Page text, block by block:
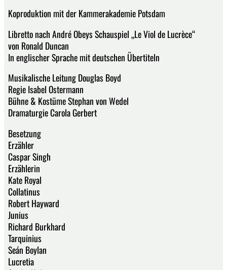
Koproduktion mit der Kammerakademie Potsdam
Libretto nach André Obeys Schauspiel „Le Viol de Lucrèce“
von Ronald Duncan
In englischer Sprache mit deutschen Übertiteln
Musikalische Leitung Douglas Boyd
Regie Isabel Ostermann
Bühne & Kostüme Stephan von Wedel
Dramaturgie Carola Gerbert
Besetzung
Erzähler
Caspar Singh
Erzählerin
Kate Royal
Collatinus
Robert Hayward
Junius
Richard Burkhard
Tarquinius
Seán Boylan
Lucretia